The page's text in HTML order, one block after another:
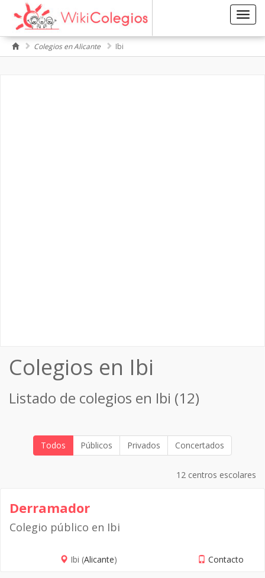
Colegios en Alicante Ibi
Colegios en Ibi
Listado de colegios en Ibi (12)
Todos Públicos Privados Concertados
12 centros escolares
Derramador
Colegio público en Ibi
Ibi (Alicante) Contacto